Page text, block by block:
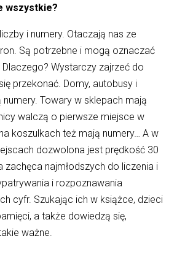
wszystkie?
i numery. Otaczają nas ze
Są potrzebne i mogą oznaczać
Wystarczy zajrzeć do
przekonać. Domy, autobusy i
Towary w sklepach mają
walczą o pierwsze miejsce w
koszulkach też mają numery… A w
dozwolona jest prędkość 30
zachęca najmłodszych do liczenia i
i rozpoznawania
cyfr. Szukając ich w książce, dzieci
a także dowiedzą się,
ważne.